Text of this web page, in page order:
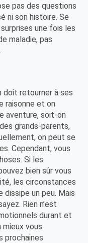
pas des questions
ni son histoire. Se
une fois les
maladie, pas
doit retourner à ses
raisonne et on
aventure, soit-on
grands-parents,
on peut se
Cependant, vous
Si les
bien sûr vous
les circonstances
dissipe un peu. Mais
Rien n’est
durant et
mieux vous
prochaines